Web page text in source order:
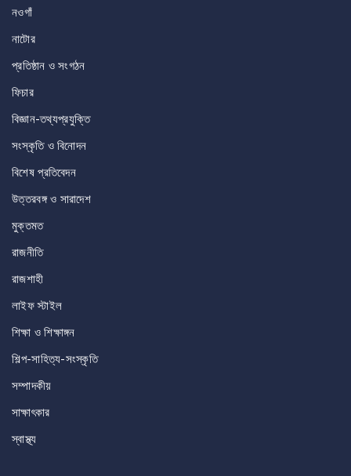
নওগাঁ
নাটোর
প্রতিষ্ঠান ও সংগঠন
ফিচার
বিজ্ঞান-তথ্যপ্রযুক্তি
সংস্কৃতি ও বিনোদন
বিশেষ প্রতিবেদন
উত্তরবঙ্গ ও সারাদেশ
মুক্তমত
রাজনীতি
রাজশাহী
লাইফ স্টাইল
শিক্ষা ও শিক্ষাঙ্গন
শিল্প-সাহিত্য-সংস্কৃতি
সম্পাদকীয়
সাক্ষাৎকার
স্বাস্থ্য